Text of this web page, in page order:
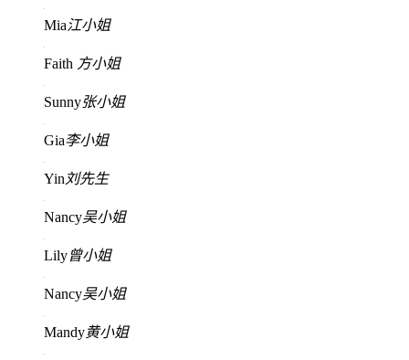
Mia江小姐
Faith 方小姐
Sunny张小姐
Gia李小姐
Yin 刘先生
Nancy吴小姐
Lily曾小姐
Nancy吴小姐
Mandy黄小姐